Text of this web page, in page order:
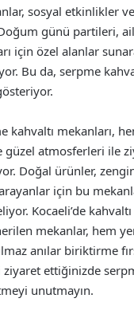
sosyal etkinlikler
günü partileri,
için özel alanlar
Bu da, serpme
kahvaltı mekanları,
güzel atmosferleri ile
Doğal ürünler,
için bu
Kocaeli’de kahvaltı
mekanlar, hem
anılar biriktirme
ziyaret ettiğinizde
unutmayın.